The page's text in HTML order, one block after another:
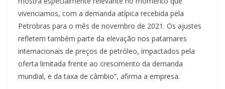
vivenciamos, com a demanda atípica recebida pela
Petrobras para o mês de novembro de 2021. Os ajustes
refletem também parte da elevação nos patamares
internacionais de preços de petróleo, impactados pela
oferta limitada frente ao crescimento da demanda
mundial, e da taxa de câmbio”, afirma a empresa.